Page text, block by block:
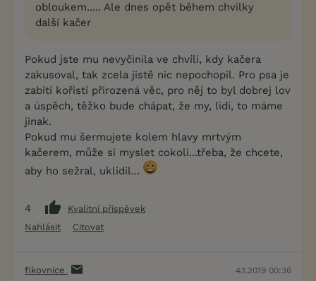
obloukem..... Ale dnes opět během chvilky
další kačer
Pokud jste mu nevyčinila ve chvíli, kdy kačera
zakusoval, tak zcela jistě nic nepochopil. Pro psa je
zabití kořisti přirozená věc, pro něj to byl dobrej lov
a úspěch, těžko bude chápat, že my, lidi, to máme
jinak.
Pokud mu šermujete kolem hlavy mrtvým
kačerem, může si myslet cokoli...třeba, že chcete,
aby ho sežral, uklidil...
4
Kvalitní příspěvek
Nahlásit
Citovat
fikovnice 4.1.2019 00:36